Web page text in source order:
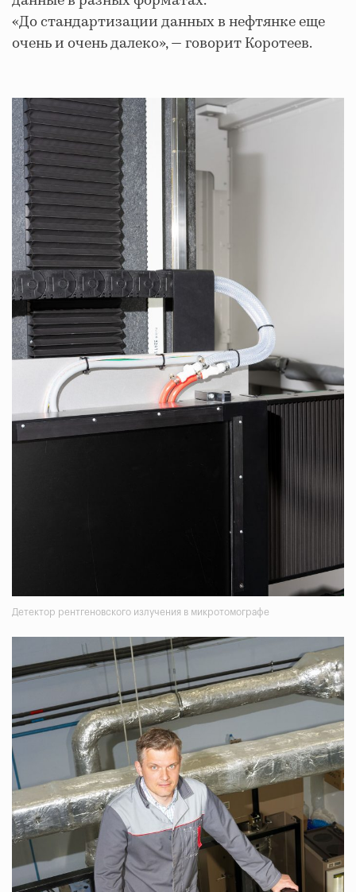
«До стандартизации данных в нефтянке еще
очень и очень далеко», — говорит Коротеев.
Детектор рентгеновского излучения в микротомографе